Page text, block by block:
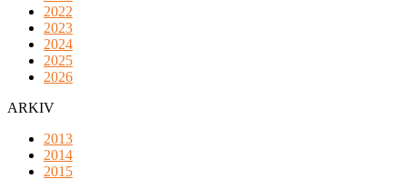
2022
2023
2024
2025
2026
ARKIV
2013
2014
2015